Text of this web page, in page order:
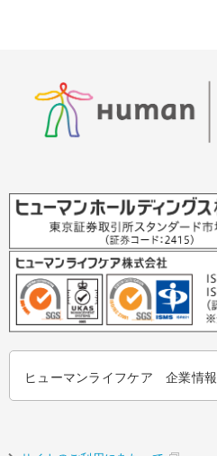
ヒューマンライフケア 企業情報